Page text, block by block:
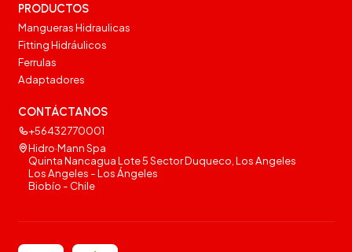
PRODUCTOS
Mangueras Hidraulicas
Fitting Hidráulicos
Ferrulas
Adaptadores
CONTÁCTANOS
+56432770001
Hidro·Mann Spa
Quinta Nancagua Lote 5 Sector Duqueco, Los Angeles
Los Angeles - Los Ángeles
Biobío - Chile